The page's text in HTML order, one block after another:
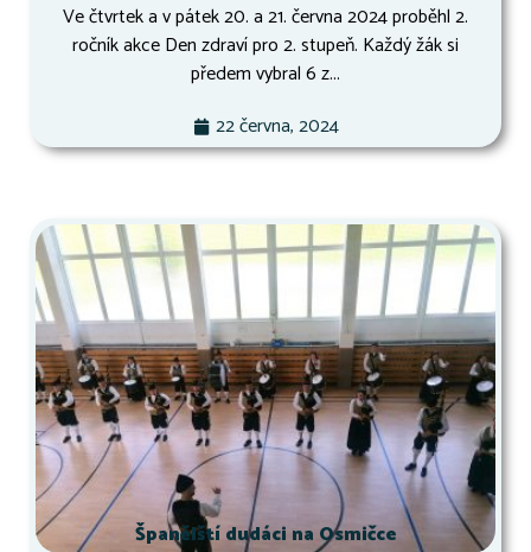
Ve čtvrtek a v pátek 20. a 21. června 2024 proběhl 2.
ročník akce Den zdraví pro 2. stupeň. Každý žák si
předem vybral 6 z...
22 června, 2024
Španělští dudáci na Osmičce